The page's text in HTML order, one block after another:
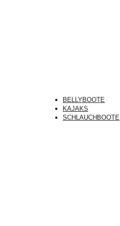
BELLYBOOTE
KAJAKS
SCHLAUCHBOOTE